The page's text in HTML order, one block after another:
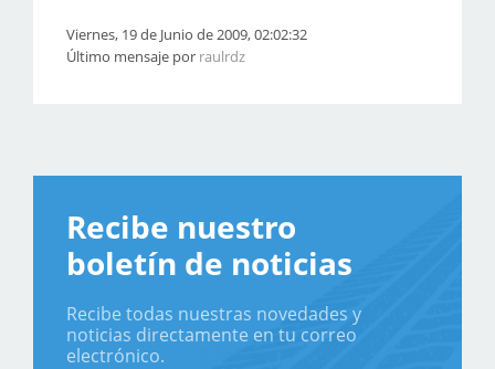
Viernes, 19 de Junio de 2009, 02:02:32
Último mensaje por raulrdz
Recibe nuestro
boletín de noticias
Recibe todas nuestras novedades y
noticias directamente en tu correo
electrónico.